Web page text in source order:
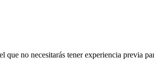
no necesitarás tener experiencia previa